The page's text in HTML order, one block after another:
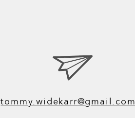
tommy.widekarr@gmail.com